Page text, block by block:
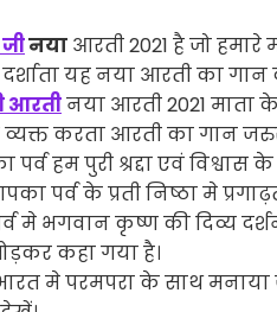
नया आरती 2021 है जो हमारे
यह नया आरती का गान
आरतीनया आरती 2021
करता आरती का गान
पर्व हम पुरी श्रद्दा एवं
पर्व के प्रती निष्ठा मे
मे भगवान कृष्ण की दिव्य
कहा गया है।
मे परमपरा के साथ मनाया